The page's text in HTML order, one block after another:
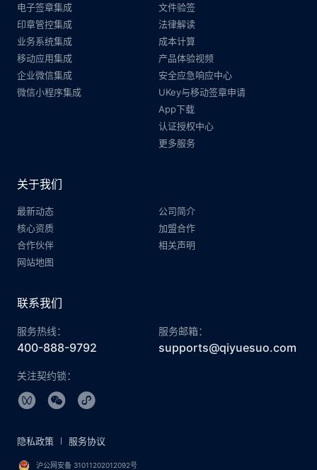
电子签章集成
印章管控集成
业务系统集成
移动应用集成
企业微信集成
微信小程序集成
文件验签
法律解读
成本计算
产品体验视频
安全应急响应中心
UKey与移动签章申请
App下载
认证授权中心
更多服务
关于我们
最新动态
公司简介
核心资质
加盟合作
合作伙伴
相关声明
网站地图
联系我们
服务热线：
400-888-9792
服务邮箱：
supports@qiyuesuo.com
关注契约锁：
沪公网安备 31011202012092号
隐私政策 服务协议